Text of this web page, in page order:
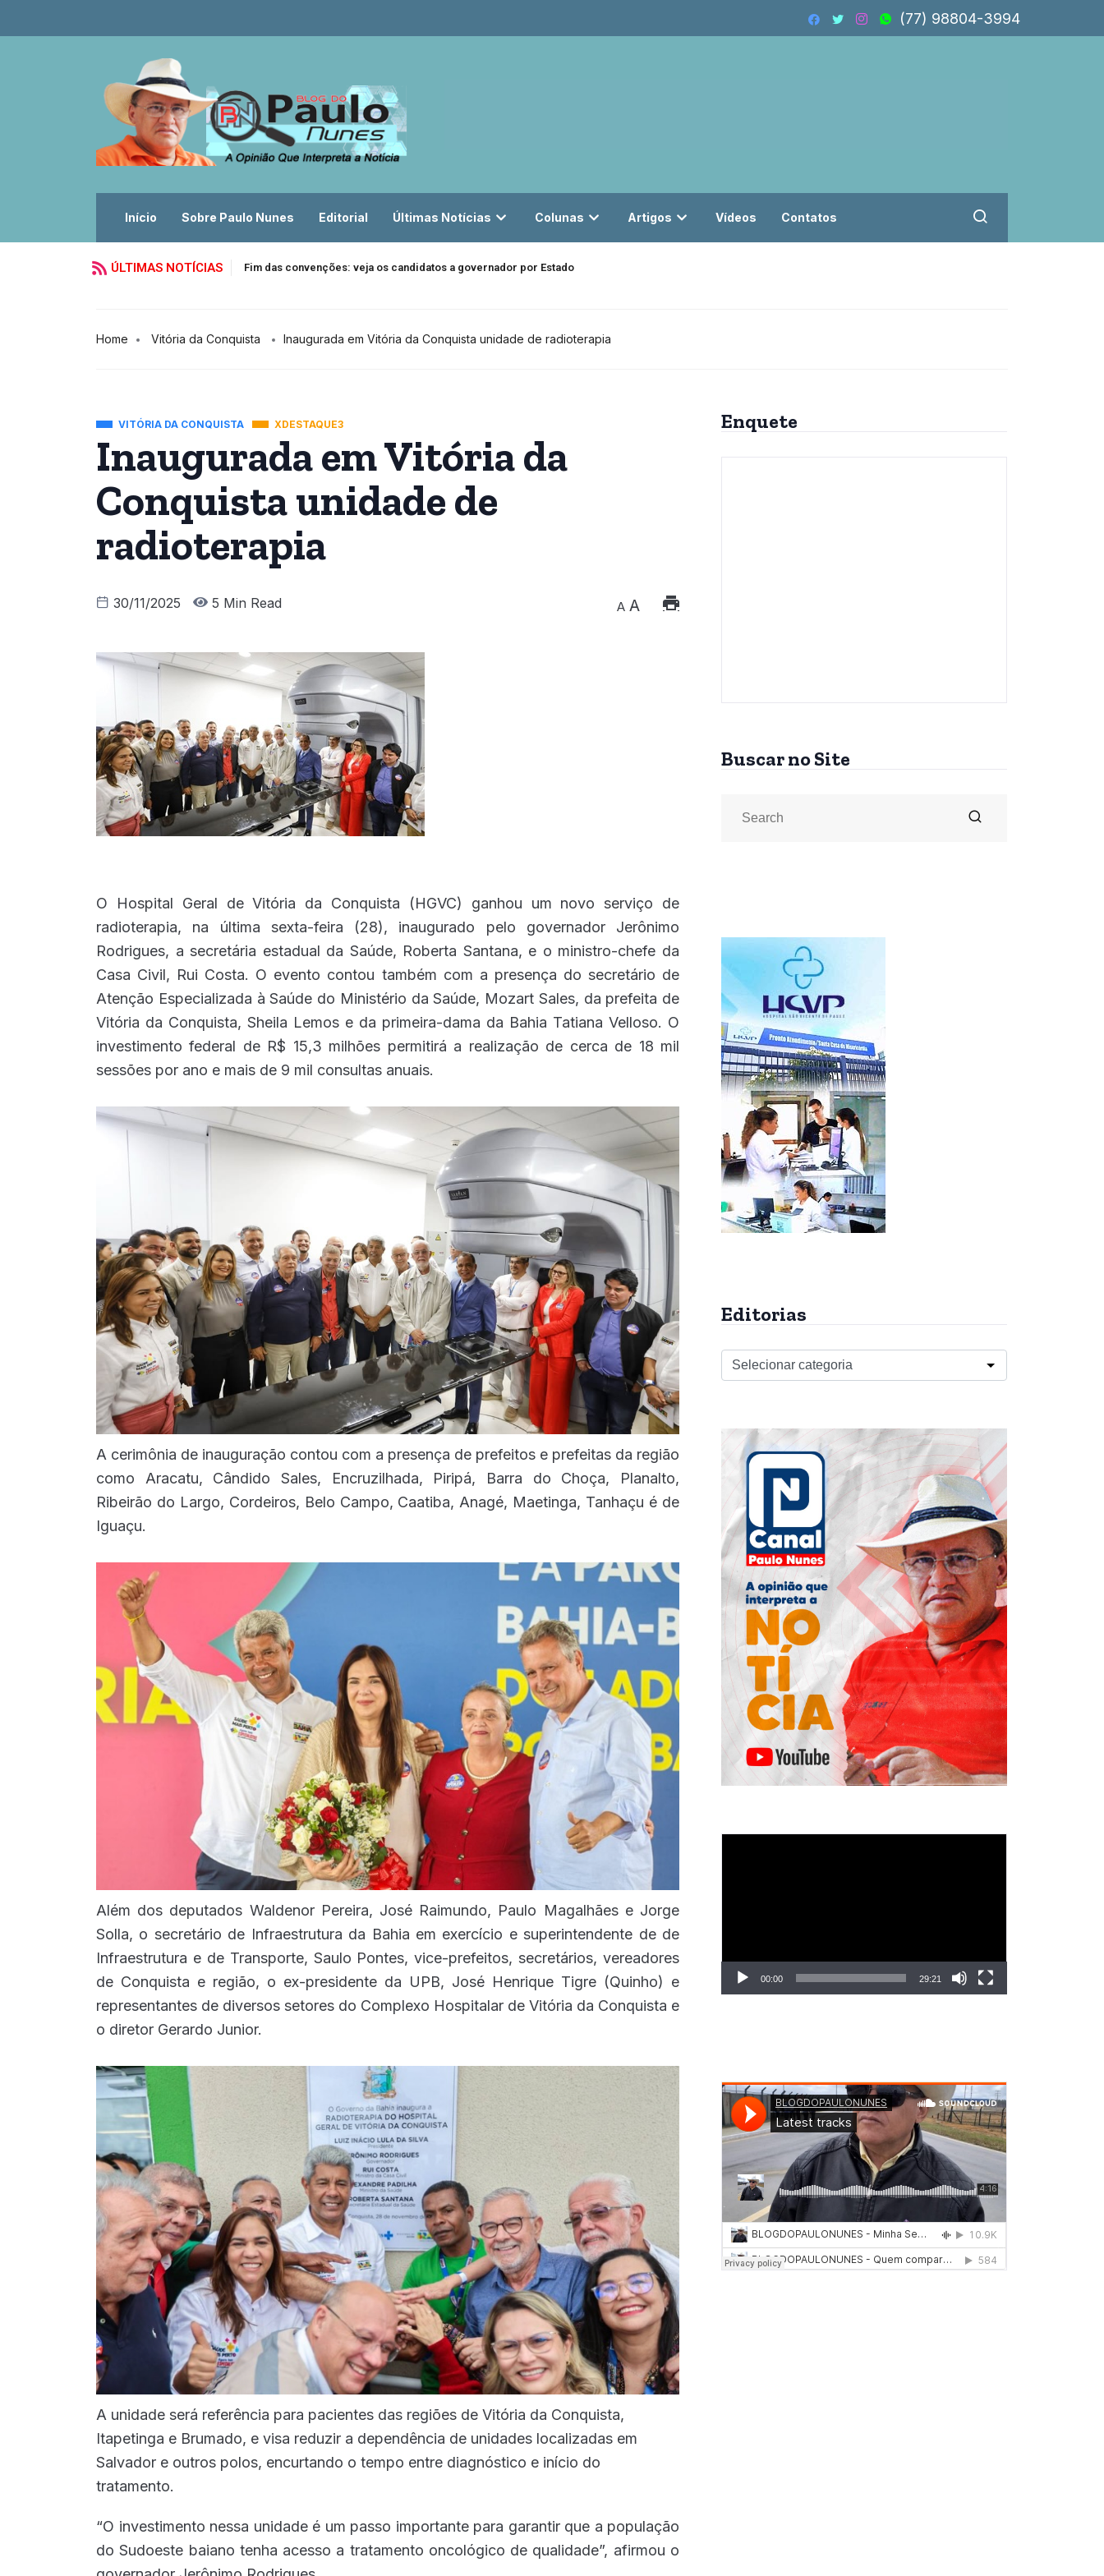
(77) 98804-3994
Início Sobre Paulo Nunes Editorial Últimas Notícias Colunas Artigos Vídeos Contatos
ÚLTIMAS NOTÍCIAS Fim das convenções: veja os candidatos a governador por Estado
Home Vitória da Conquista Inaugurada em Vitória da Conquista unidade de radioterapia
VITÓRIA DA CONQUISTA XDESTAQUE3
Inaugurada em Vitória da
Conquista unidade de
radioterapia
30/11/2025 5 Min Read A A
O Hospital Geral de Vitória da Conquista (HGVC) ganhou um novo serviço de
radioterapia, na última sexta-feira (28), inaugurado pelo governador Jerônimo
Rodrigues, a secretária estadual da Saúde, Roberta Santana, e o ministro-chefe da
Casa Civil, Rui Costa. O evento contou também com a presença do secretário de
Atenção Especializada à Saúde do Ministério da Saúde, Mozart Sales, da prefeita de
Vitória da Conquista, Sheila Lemos e da primeira-dama da Bahia Tatiana Velloso. O
investimento federal de R$ 15,3 milhões permitirá a realização de cerca de 18 mil
sessões por ano e mais de 9 mil consultas anuais.
A cerimônia de inauguração contou com a presença de prefeitos e prefeitas da região
como Aracatu, Cândido Sales, Encruzilhada, Piripá, Barra do Choça, Planalto,
Ribeirão do Largo, Cordeiros, Belo Campo, Caatiba, Anagé, Maetinga, Tanhaçu é de
Iguaçu.
Além dos deputados Waldenor Pereira, José Raimundo, Paulo Magalhães e Jorge
Solla, o secretário de Infraestrutura da Bahia em exercício e superintendente de de
Infraestrutura e de Transporte, Saulo Pontes, vice-prefeitos, secretários, vereadores
de Conquista e região, o ex-presidente da UPB, José Henrique Tigre (Quinho) e
representantes de diversos setores do Complexo Hospitalar de Vitória da Conquista e
o diretor Gerardo Junior.
A unidade será referência para pacientes das regiões de Vitória da Conquista,
Itapetinga e Brumado, e visa reduzir a dependência de unidades localizadas em
Salvador e outros polos, encurtando o tempo entre diagnóstico e início do
tratamento.
“O investimento nessa unidade é um passo importante para garantir que a população
do Sudoeste baiano tenha acesso a tratamento oncológico de qualidade”, afirmou o
Enquete
Buscar no Site
Editorias
00:00 29:21